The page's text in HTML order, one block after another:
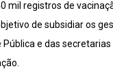
mil registros de
de subsidiar os
Pública e das